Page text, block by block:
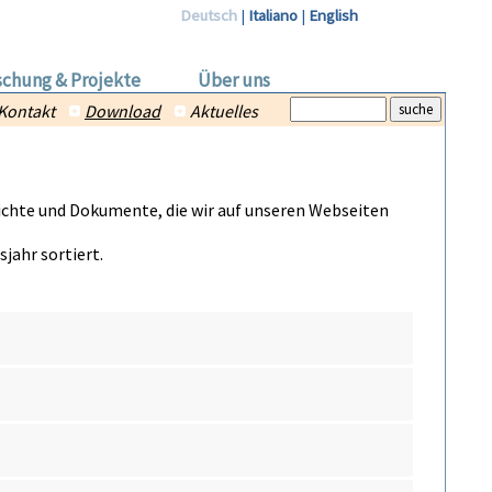
Deutsch | Italiano | English
Über uns
& Projekte
Download Aktuelles
und Dokumente, die wir auf unseren Webseiten
sortiert.